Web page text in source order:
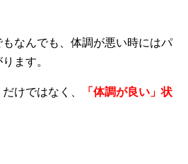
なんでも、体調が悪い時にはパ
ます。
けではなく、
「体調が良い」状